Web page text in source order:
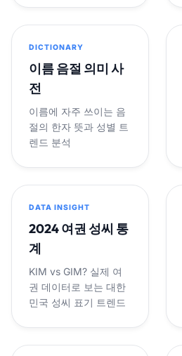
DICTIONARY
이름 음절 의미 사
전
이름에 자주 쓰이는 음
절의 한자 뜻과 성별 트
렌드 분석
DATA INSIGHT
2024 여권 성씨 통
계
KIM vs GIM? 실제 여
권 데이터로 보는 대한
민국 성씨 표기 트렌드